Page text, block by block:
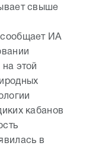
свыше
сообщает ИА
этой
кабанов
в